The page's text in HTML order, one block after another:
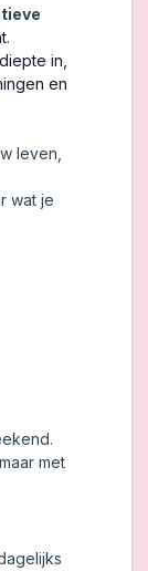
in,
en
leven,
wat je
met